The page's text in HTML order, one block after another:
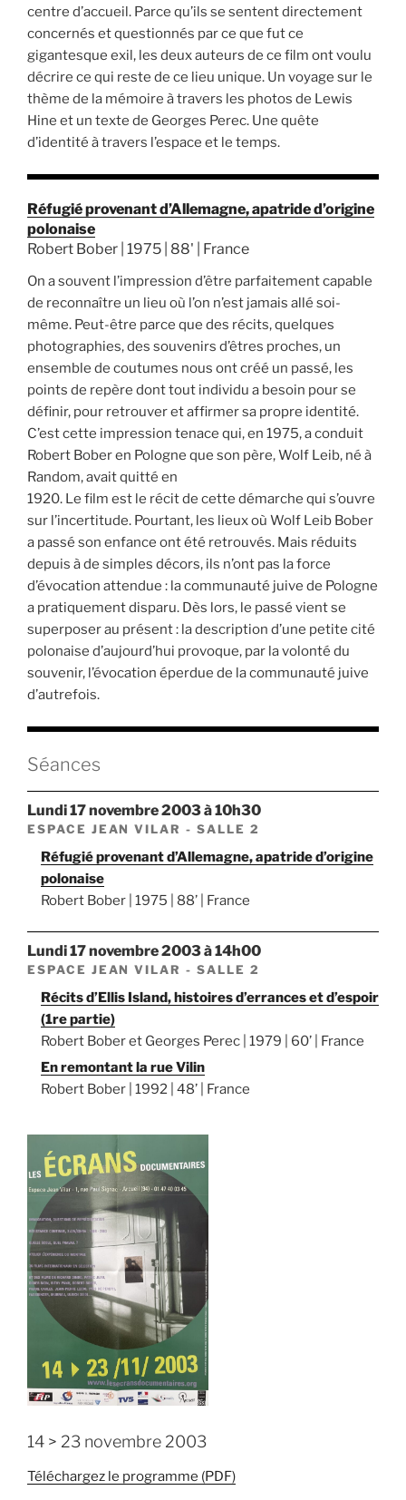
centre d’accueil. Parce qu’ils se sentent directement
concernés et questionnés par ce que fut ce
gigantesque exil, les deux auteurs de ce film ont voulu
décrire ce qui reste de ce lieu unique. Un voyage sur le
thème de la mémoire à travers les photos de Lewis
Hine et un texte de Georges Perec. Une quête
d’identité à travers l’espace et le temps.
Réfugié provenant d’Allemagne, apatride d’origine
polonaise
Robert Bober | 1975 | 88' | France
On a souvent l’impression d’être parfaitement capable
de reconnaître un lieu où l’on n’est jamais allé soi-
même. Peut-être parce que des récits, quelques
photographies, des souvenirs d’êtres proches, un
ensemble de coutumes nous ont créé un passé, les
points de repère dont tout individu a besoin pour se
définir, pour retrouver et affirmer sa propre identité.
C’est cette impression tenace qui, en 1975, a conduit
Robert Bober en Pologne que son père, Wolf Leib, né à
Random, avait quitté en
1920. Le film est le récit de cette démarche qui s’ouvre
sur l’incertitude. Pourtant, les lieux où Wolf Leib Bober
a passé son enfance ont été retrouvés. Mais réduits
depuis à de simples décors, ils n’ont pas la force
d’évocation attendue : la communauté juive de Pologne
a pratiquement disparu. Dès lors, le passé vient se
superposer au présent : la description d’une petite cité
polonaise d’aujourd’hui provoque, par la volonté du
souvenir, l’évocation éperdue de la communauté juive
d’autrefois.
Séances
lundi 17 novembre 2003 à 10h30
ESPACE JEAN VILAR - SALLE 2
Réfugié provenant d’Allemagne, apatride d’origine
polonaise
Robert Bober | 1975 | 88’ | France
lundi 17 novembre 2003 à 14h00
ESPACE JEAN VILAR - SALLE 2
Récits d’Ellis Island, histoires d’errances et d’espoir
(1re partie)
Robert Bober et Georges Perec | 1979 | 60’ | France
En remontant la rue Vilin
Robert Bober | 1992 | 48’ | France
14 > 23 novembre 2003
Téléchargez le programme (PDF)